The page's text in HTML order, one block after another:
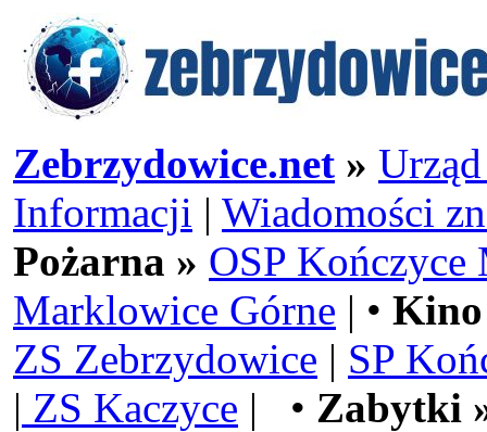
Zebrzydowice.net »
Informacji | Wiadomości
Pożarna » OSP Kończyce
Marklowice Górne | •
ZS Zebrzydowice | SP
| ZS Kaczyce | • Zabytki